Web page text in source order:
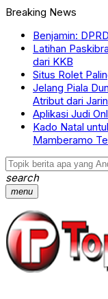
Breaking News
Benjamin:
Latihan
dari KKB
Situs Rolet
Jelang Piala
Atribut dari
Aplikasi Judi
Kado Natal
Mamberamo
search
menu